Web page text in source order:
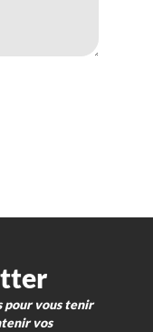
pour vous tenir
vos